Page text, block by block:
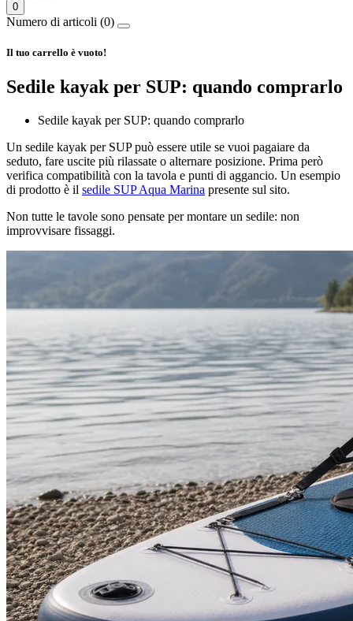
0
Numero di articoli (0)
Il tuo carrello è vuoto!
Sedile kayak per SUP: quando comprarlo
Sedile kayak per SUP: quando comprarlo
Un sedile kayak per SUP può essere utile se vuoi pagaiare da
seduto, fare uscite più rilassate o alternare posizione. Prima però
verifica compatibilità con la tavola e punti di aggancio. Un esempio
di prodotto è il sedile SUP Aqua Marina presente sul sito.
Non tutte le tavole sono pensate per montare un sedile: non
improvvisare fissaggi.